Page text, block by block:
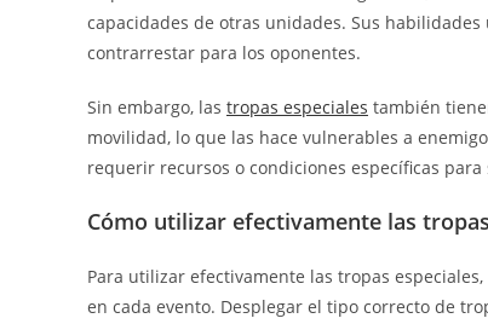
capacidades de otras unidades. Sus
contrarrestar para los oponentes.
Sin embargo, las tropas especiales también
movilidad, lo que las hace vulnerables a
requerir recursos o condiciones específicas
Cómo utilizar efectivamente las
Para utilizar efectivamente las tropas
en cada evento. Desplegar el tipo correcto de